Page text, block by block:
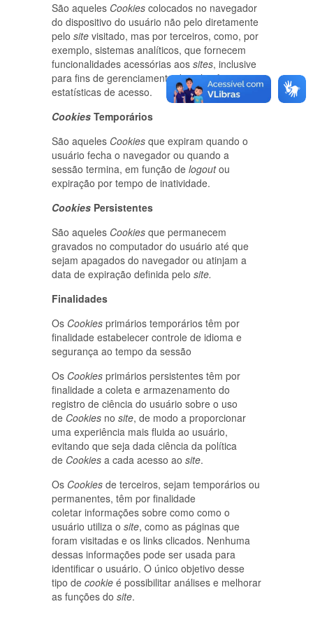
São aqueles Cookies colocados no navegador
do dispositivo do usuário não pelo diretamente
pelo site visitado, mas por terceiros, como, por
exemplo, sistemas analíticos, que fornecem
funcionalidades acessórias aos sites, inclusive
para fins de gerenciamento das plataformas e
estatísticas de acesso.
Cookies Temporários
São aqueles Cookies que expiram quando o
usuário fecha o navegador ou quando a
sessão termina, em função de logoutou
expiração por tempo de inatividade.
Cookies Persistentes
São aqueles Cookies que permanecem
gravados no computador do usuário até que
sejam apagados do navegador ou atinjam a
data de expiração definida pelo site.
Finalidades
Os Cookies primários temporários têm por
finalidade estabelecer controle de idioma e
segurança ao tempo da sessão
Os Cookies primários persistentes têm por
finalidade a coleta e armazenamento do
registro de ciência do usuário sobre o uso
de Cookies no site, de modo a proporcionar
uma experiência mais fluida ao usuário,
evitando que seja dada ciência da política
de Cookies a cada acesso ao site.
Os Cookies de terceiros, sejam temporários ou
permanentes, têm por finalidade
coletar informações sobre como como o
usuário utiliza o site, como as páginas que
foram visitadas e os links clicados. Nenhuma
dessas informações pode ser usada para
identificar o usuário. O único objetivo desse
tipo de cookie é possibilitar análises e melhorar
as funções do site.